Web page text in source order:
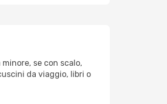
se con scalo,
da viaggio, libri o